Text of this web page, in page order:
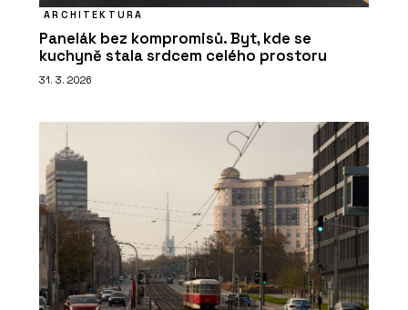
ARCHITEKTURA
Panelák bez kompromisů. Byt, kde se
kuchyně stala srdcem celého prostoru
31. 3. 2026